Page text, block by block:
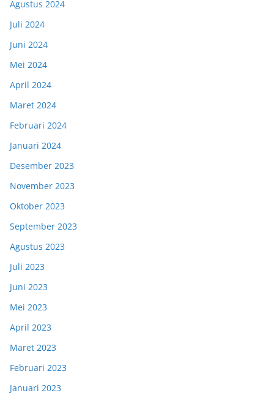
Agustus 2024
Juli 2024
Juni 2024
Mei 2024
April 2024
Maret 2024
Februari 2024
Januari 2024
Desember 2023
November 2023
Oktober 2023
September 2023
Agustus 2023
Juli 2023
Juni 2023
Mei 2023
April 2023
Maret 2023
Februari 2023
Januari 2023